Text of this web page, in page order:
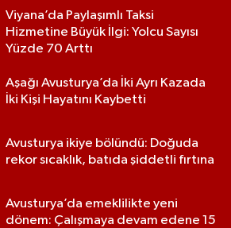
Viyana’da Paylaşımlı Taksi
Hizmetine Büyük İlgi: Yolcu Sayısı
Yüzde 70 Arttı
Aşağı Avusturya’da İki Ayrı Kazada
İki Kişi Hayatını Kaybetti
Avusturya ikiye bölündü: Doğuda
rekor sıcaklık, batıda şiddetli fırtına
Avusturya’da emeklilikte yeni
dönem: Çalışmaya devam edene 15